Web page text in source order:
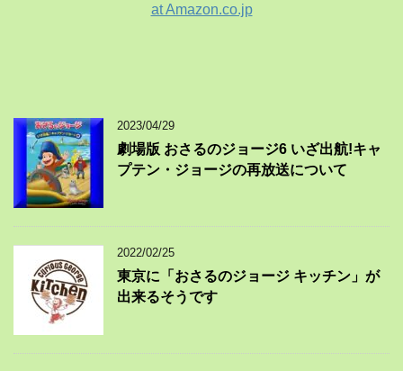
at Amazon.co.jp
2023/04/29
劇場版 おさるのジョージ6 いざ出航!キャ
プテン・ジョージの再放送について
2022/02/25
東京に「おさるのジョージ キッチン」が
出来るそうです